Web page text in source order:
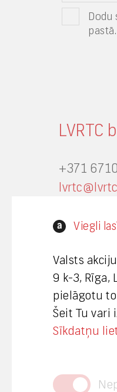
Viegli
Valsts
9 k-3,
pielāgotu
Šeit Tu vari
Sīkdatņu
Dodu
LVRTC
+371
Zemitāna
Interneta